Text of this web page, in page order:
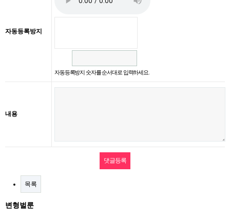
자동등록방지
자동등록방지 숫자를 순서대로 입력하세요.
내용
목록
변형벌룬